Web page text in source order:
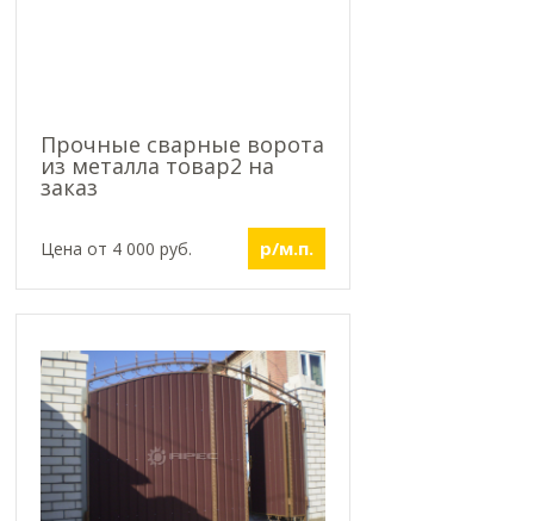
Прочные сварные ворота
из металла товар2 на
заказ
Цена от 4 000 руб. р/м.п.